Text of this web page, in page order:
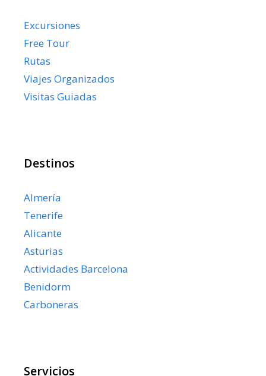
Excursiones
Free Tour
Rutas
Viajes Organizados
Visitas Guiadas
Destinos
Almería
Tenerife
Alicante
Asturias
Actividades Barcelona
Benidorm
Carboneras
Servicios